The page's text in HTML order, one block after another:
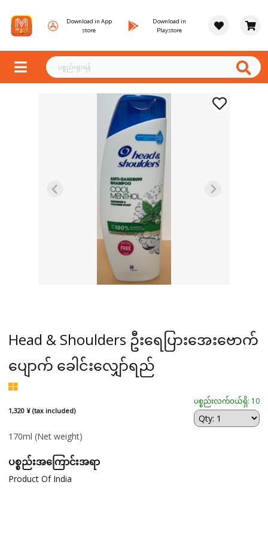
Download in App
store
Download in
Playstore
Head & Shoulders ဦးရေပြားအေးဗောက်
ပျောက် ခေါင်း​လျှော်ရည်
1,320 ¥ (tax included)
ပစ္စည်းလက်ဝယ်ရှိ: 10
170ml (Net weight)
ပစ္စည်းအကြောင်းအရာ
Product Of India